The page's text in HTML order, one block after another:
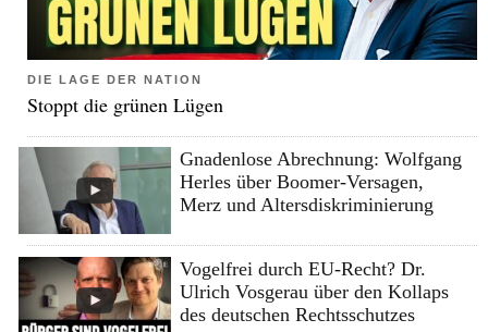
DIE LAGE DER NATION
Stoppt die grünen Lügen
Gnadenlose Abrechnung: Wolfgang
Herles über Boomer-Versagen,
Merz und Altersdiskriminierung
Vogelfrei durch EU-Recht? Dr.
Ulrich Vosgerau über den Kollaps
des deutschen Rechtsschutzes